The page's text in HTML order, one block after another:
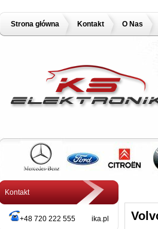
Strona główna Kontakt O Nas
Kontakt
+48 720 222 555 ika.pl